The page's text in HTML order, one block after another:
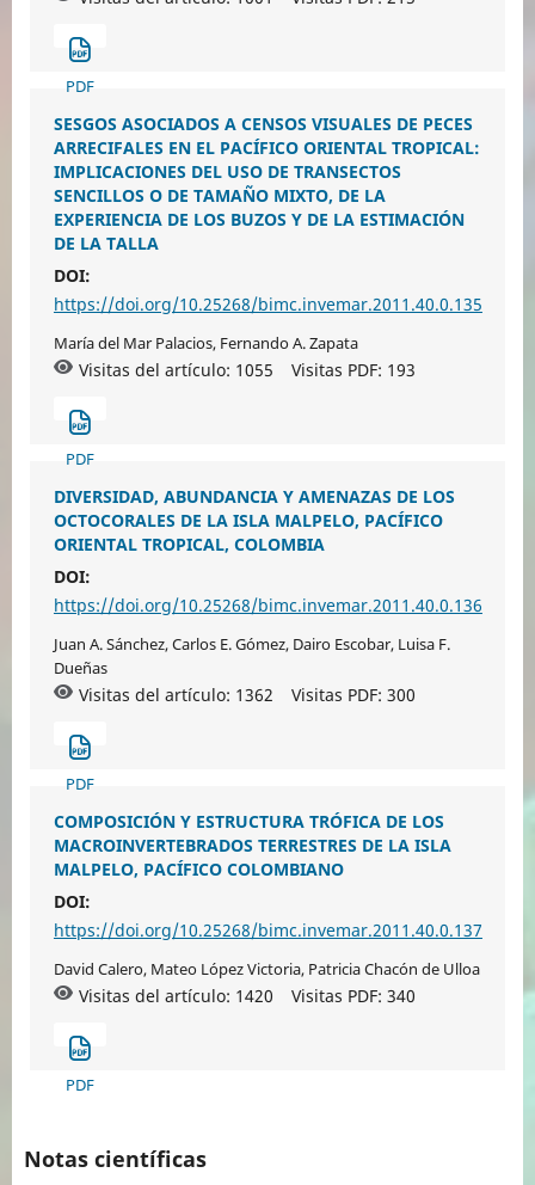
PDF
SESGOS ASOCIADOS A CENSOS VISUALES DE PECES
ARRECIFALES EN EL PACÍFICO ORIENTAL TROPICAL:
IMPLICACIONES DEL USO DE TRANSECTOS
SENCILLOS O DE TAMAÑO MIXTO, DE LA
EXPERIENCIA DE LOS BUZOS Y DE LA ESTIMACIÓN
DE LA TALLA
DOI:
https://doi.org/10.25268/bimc.invemar.2011.40.0.135
María del Mar Palacios, Fernando A. Zapata
Visitas del artículo: 1055 Visitas PDF: 193
PDF
DIVERSIDAD, ABUNDANCIA Y AMENAZAS DE LOS
OCTOCORALES DE LA ISLA MALPELO, PACÍFICO
ORIENTAL TROPICAL, COLOMBIA
DOI:
https://doi.org/10.25268/bimc.invemar.2011.40.0.136
Juan A. Sánchez, Carlos E. Gómez, Dairo Escobar, Luisa F.
Dueñas
Visitas del artículo: 1362 Visitas PDF: 300
PDF
COMPOSICIÓN Y ESTRUCTURA TRÓFICA DE LOS
MACROINVERTEBRADOS TERRESTRES DE LA ISLA
MALPELO, PACÍFICO COLOMBIANO
DOI:
https://doi.org/10.25268/bimc.invemar.2011.40.0.137
David Calero, Mateo López Victoria, Patricia Chacón de Ulloa
Visitas del artículo: 1420 Visitas PDF: 340
PDF
Notas científicas